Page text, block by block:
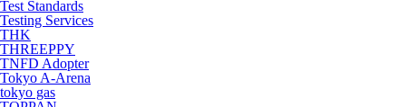
Test Standards
Testing Services
THK
THREEPPY
TNFD Adopter
Tokyo A-Arena
tokyo gas